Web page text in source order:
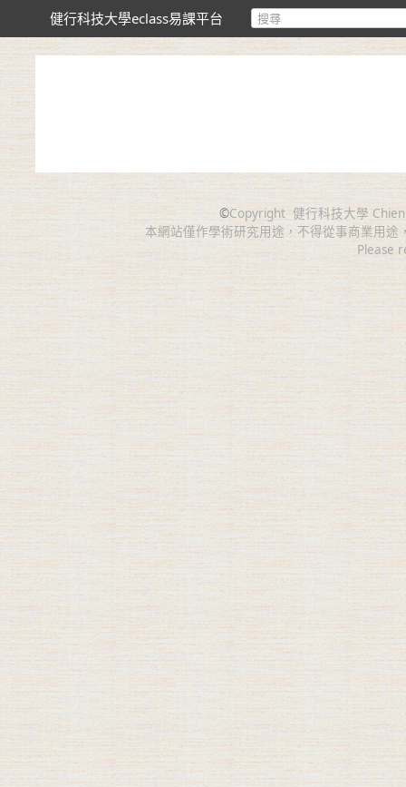
健行科技大學eclass易課平台
©Copyright健行科技大學
本網站僅作學術研究用途，不得從事商業用
Please